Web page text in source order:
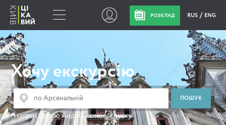
РОЗКЛАД RUS ENG
Хочу екскурсію
Наприклад:по Андріївському спуску
Замовлення
екскурсій
+380 44 333-68-68
+380 68 121-44-58
tour@interesniy.kiev.ua